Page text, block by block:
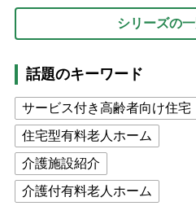
シリーズの
話題のキーワード
サービス付き高齢者向け住宅
住宅型有料老人ホーム
介護施設紹介
介護付有料老人ホーム